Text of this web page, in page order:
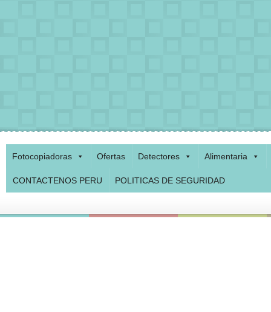
Fotocopiadoras Ofertas Detectores Alimentaria
CONTACTENOS PERU POLITICAS DE SEGURIDAD